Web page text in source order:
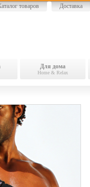
товаров Доставка
Для дома
Home & Relax